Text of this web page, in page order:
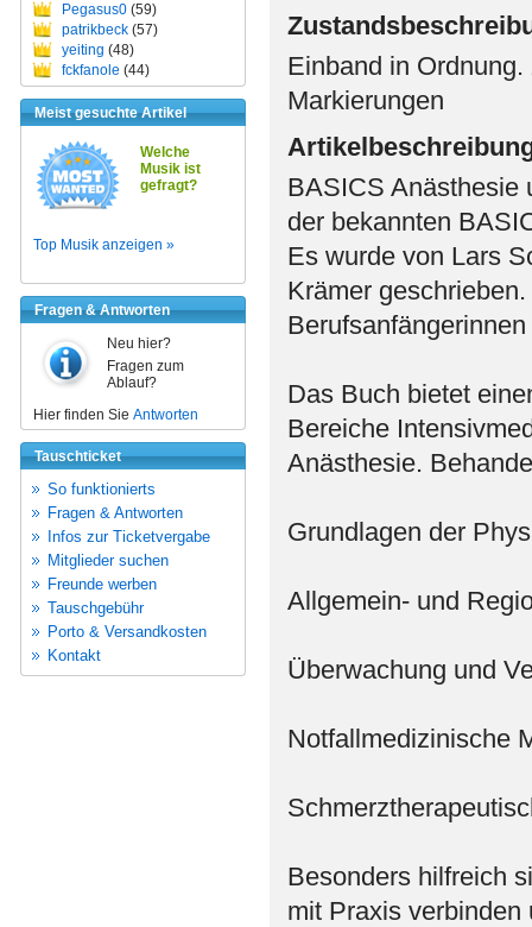
Pegasus0 (59)
patrikbeck (57)
yeiting (48)
fckfanole (44)
Meist gesuchte Artikel
Welche
Musik ist
gefragt?
Top Musik anzeigen »
Fragen & Antworten
Neu hier?
Fragen zum
Ablauf?
Hier finden Sie Antworten
Tauschticket
So funktionierts
Fragen & Antworten
Infos zur Ticketvergabe
Mitglieder suchen
Freunde werben
Tauschgebühr
Porto & Versandkosten
Kontakt
Einband in
Markierungen
BASICS Anästhesie
der bekannten
Es wurde von Lars
Krämer
Das Buch bietet
Bereiche
Anästhesie.
Grundlagen der
Allgemein- und
Überwachung und
Notfallmedizinische
Besonders hilfreich
mit Praxis